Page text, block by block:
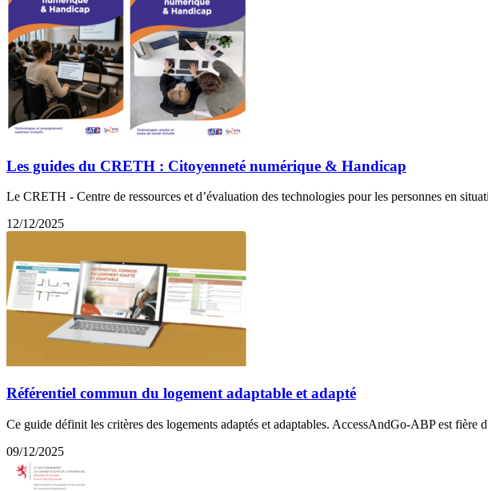
Les guides du CRETH : Citoyenneté numérique & Handicap
Le CRETH - Centre de ressources et d’évaluation des technologies pour les personnes en
12/12/2025
Référentiel commun du logement adaptable et adapté
Ce guide définit les critères des logements adaptés et adaptables. AccessAndGo-ABP est
09/12/2025